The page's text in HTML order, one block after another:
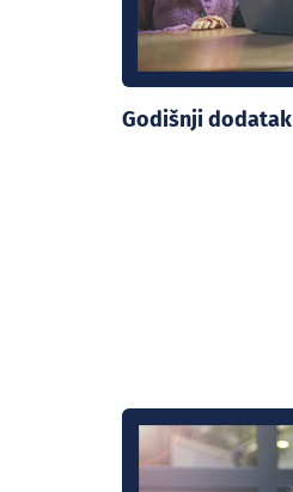
Godišnji dodatak